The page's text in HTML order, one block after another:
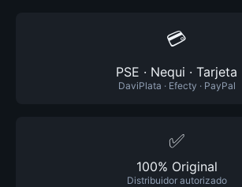
💳
PSE · Nequi · Tarjeta
DaviPlata · Efecty · PayPal
✅
100% Original
Distribuidor autorizado